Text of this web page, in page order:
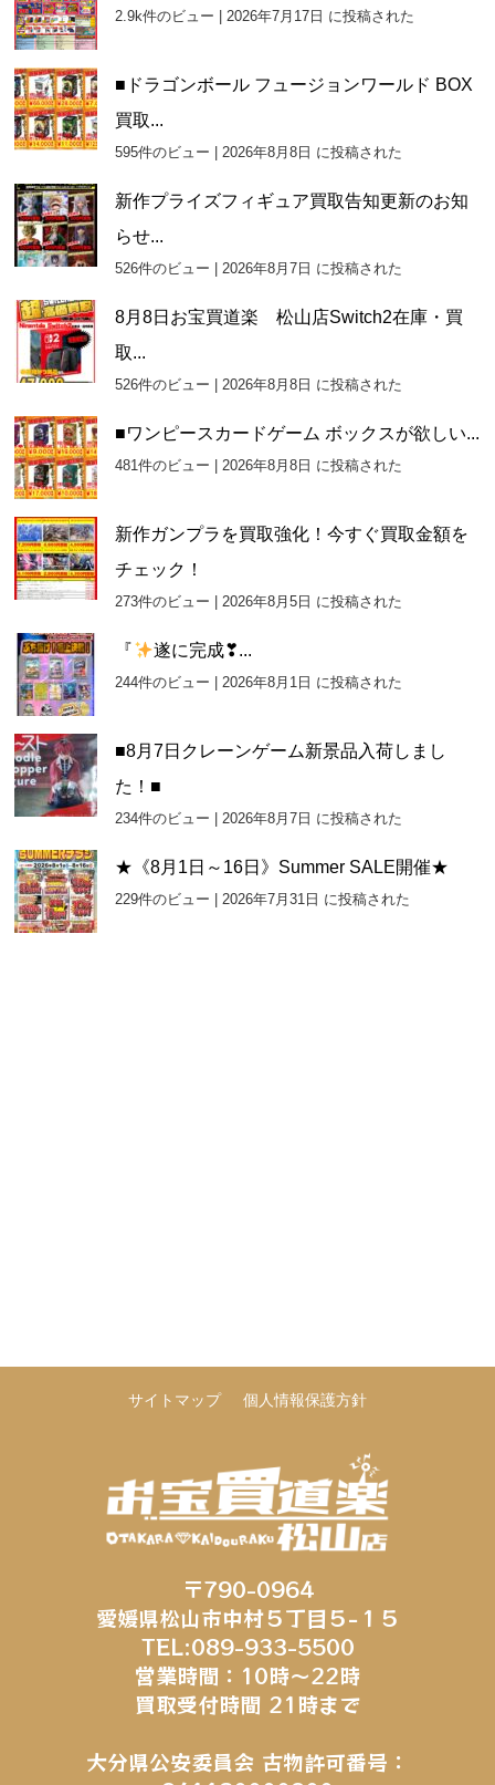
2.9k件のビュー |2026年7月17日 に投稿された
■ドラゴンボール フュージョンワールド BOX
買取...
595件のビュー |2026年8月8日 に投稿された
新作プライズフィギュア買取告知更新のお知
らせ...
526件のビュー |2026年8月7日 に投稿された
8月8日お宝買道楽 松山店Switch2在庫・買
取...
526件のビュー |2026年8月8日 に投稿された
■ワンピースカードゲーム ボックスが欲しい...
481件のビュー |2026年8月8日 に投稿された
新作ガンプラを買取強化！今すぐ買取金額を
チェック！
273件のビュー |2026年8月5日 に投稿された
『 遂に完成❣...
244件のビュー |2026年8月1日 に投稿された
■8月7日クレーンゲーム新景品入荷しまし
た！■
234件のビュー |2026年8月7日 に投稿された
★《8月1日～16日》Summer SALE開催★
229件のビュー |2026年7月31日 に投稿された
サイトマップ 個人情報保護方針
〒790-0964
愛媛県松山市中村５丁目５−１５
TEL:089-933-5500
営業時間：10時～22時
買取受付時間 21時まで
大分県公安委員会 古物許可番号：